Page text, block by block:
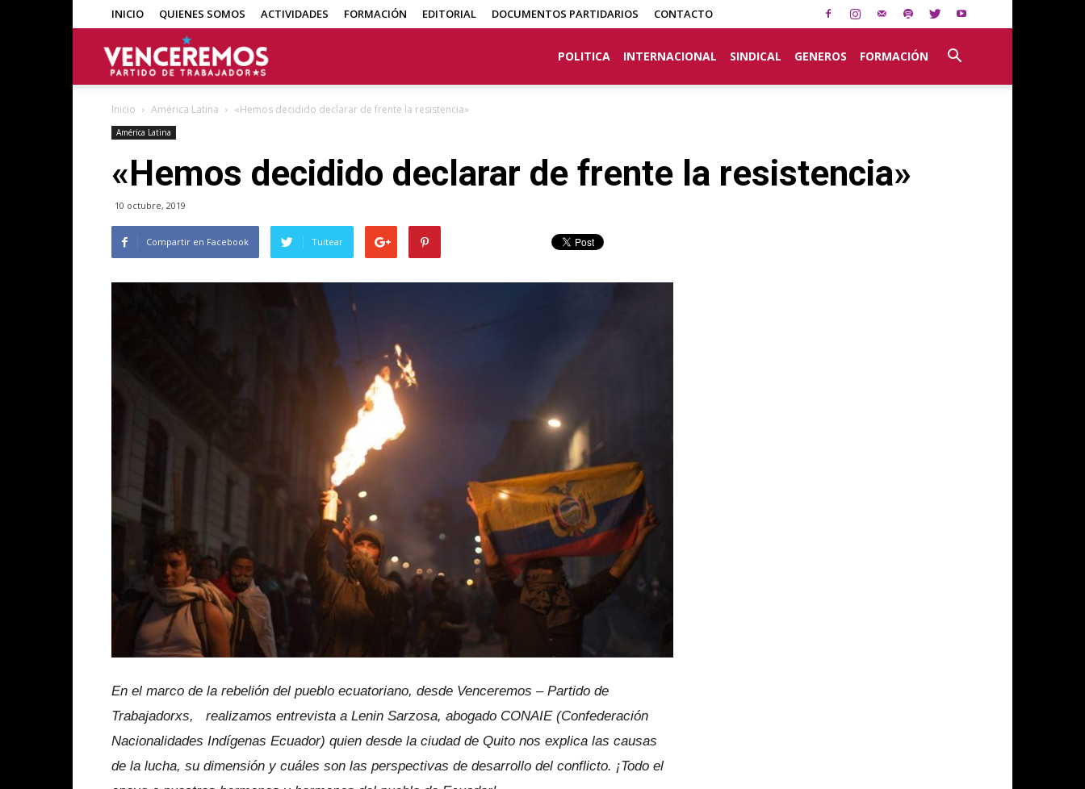
INICIO QUIENES SOMOS ACTIVIDADES FORMACIÓN EDITORIAL DOCUMENTOS PARTIDARIOS CONTACTO
POLITICA INTERNACIONAL SINDICAL GENEROS FORMACIÓN
Inicio América Latina «Hemos decidido declarar de frente la resistencia»
América Latina
«Hemos decidido declarar de frente la resistencia»
10 octubre, 2019
Compartir en Facebook Tuitear
En el marco de la rebelión del pueblo ecuatoriano, desde Venceremos – Partido de
Trabajadorxs, realizamos entrevista a Lenin Sarzosa, abogado CONAIE (Confederación
Nacionalidades Indígenas Ecuador) quien desde la ciudad de Quito nos explica las causas
de la lucha, su dimensión y cuáles son las perspectivas de desarrollo del conflicto. ¡Todo el